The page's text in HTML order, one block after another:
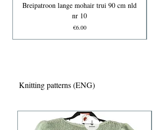
Breipatroon lange mohair trui 90 cm nld
nr 10
Price
€6.00
Knitting patterns (ENG)